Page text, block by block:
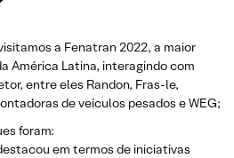
a Fenatran 2022, a maior
América Latina, interagindo com
entre eles Randon, Fras-le,
de veículos pesados e WEG;
foram:
em termos de iniciativas